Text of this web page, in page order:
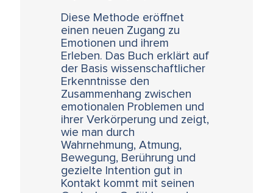
Diese Methode eröffnet
einen neuen Zugang zu
Emotionen und ihrem
Erleben. Das Buch erklärt auf
der Basis wissenschaftlicher
Erkenntnisse den
Zusammenhang zwischen
emotionalen Problemen und
ihrer Verkörperung und zeigt,
wie man durch
Wahrnehmung, Atmung,
Bewegung, Berührung und
gezielte Intention gut in
Kontakt kommt mit seinen